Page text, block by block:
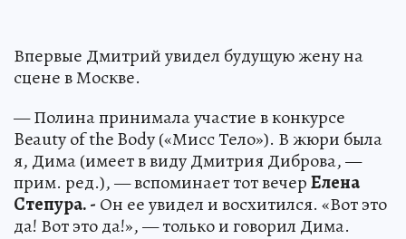
Впервые Дмитрий увидел будущую жену на
сцене в Москве.
— Полина принимала участие в конкурсе
Beauty of the Body («Мисс Тело»). В жюри была
я, Дима (имеет в виду Дмитрия Диброва, —
прим. ред.), — вспоминает тот вечерЕлена
Степура. - Он ее увидел и восхитился. «Вот это
да! Вот это да!», — только и говорил Дима.